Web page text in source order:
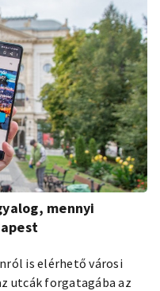
mennyi
is elérhető városi
utcák forgatagába az